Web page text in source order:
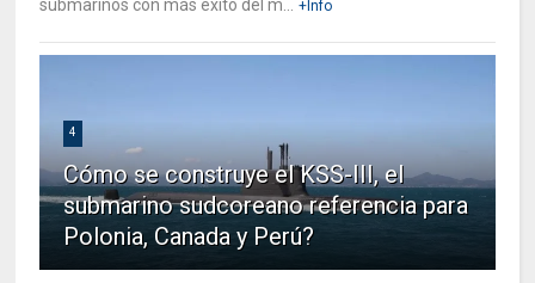
submarinos con más éxito del m... +Info
4
Cómo se construye el KSS-III, el
submarino sudcoreano referencia para
Polonia, Canada y Perú?